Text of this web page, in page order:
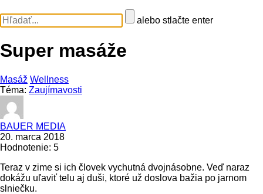
alebo stlačte enter
Super masáže
Masáž Wellness
Téma: Zaujímavosti
BAUER MEDIA
20. marca 2018
Hodnotenie: 5
Teraz v zime si ich človek vychutná dvojnásobne. Veď naraz
dokážu uľaviť telu aj duši, ktoré už doslova bažia po jarnom
slniečku.